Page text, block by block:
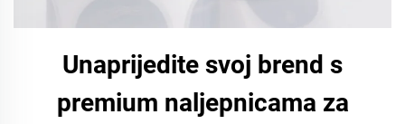
Unaprijedite svoj brend s
premium naljepnicama za